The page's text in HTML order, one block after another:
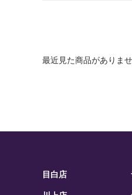
最近見た商品がありませ
目白店